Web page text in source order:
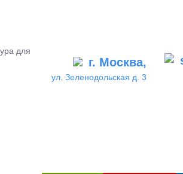
г. Москва,
ул. Зеленодольская д. 3